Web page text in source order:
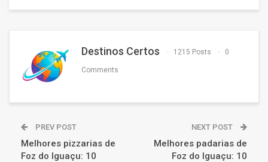
Destinos Certos 1215 Posts 0
Comments
PREV POST
Melhores pizzarias de
Foz do Iguaçu: 10
NEXT POST
Melhores padarias de
Foz do Iguaçu: 10